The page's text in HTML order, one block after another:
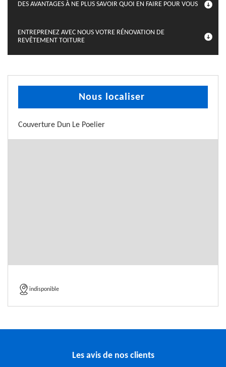
DES AVANTAGES À NE PLUS SAVOIR QUOI EN FAIRE POUR VOUS
ENTREPRENEZ AVEC NOUS VOTRE RÉNOVATION DE
REVÊTEMENT TOITURE
Nous localiser
Couverture Dun Le Poelier
indisponible
Les avis de nos clients